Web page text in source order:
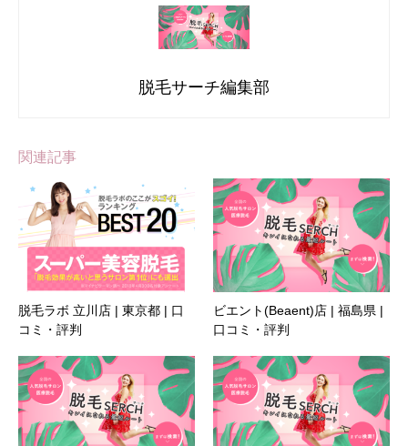
脱毛サーチ編集部
関連記事
脱毛ラボ 立川店 | 東京都 | 口
コミ・評判
ビエント(Beaent)店 | 福島県 |
口コミ・評判